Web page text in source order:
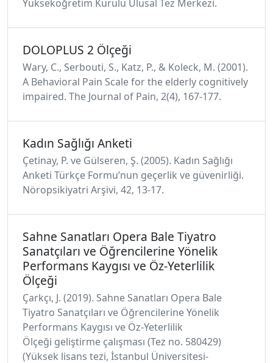
Yükseköğretim Kurulu Ulusal Tez Merkezi.
DOLOPLUS 2 Ölçeği
Wary, C., Serbouti, S., Katz, P., & Koleck, M. (2001).
A Behavioral Pain Scale for the elderly cognitively
impaired. The Journal of Pain, 2(4), 167-177.
Kadın Sağlığı Anketi
Çetinay, P. ve Gülseren, Ş. (2005). Kadın Sağlığı
Anketi Türkçe Formu’nun geçerlik ve güvenirliği.
Nöropsikiyatri Arşivi, 42, 13-17.
Sahne Sanatları Opera Bale Tiyatro
Sanatçıları ve Öğrencilerine Yönelik
Performans Kaygısı ve Öz-Yeterlilik
Ölçeği
Çarkçı, J. (2019). Sahne Sanatları Opera Bale
Tiyatro Sanatçıları ve Öğrencilerine Yönelik
Performans Kaygısı ve Öz-Yeterlilik
Ölçeği geliştirme çalışması (Tez no. 580429)
(Yüksek lisans tezi, İstanbul Üniversitesi-